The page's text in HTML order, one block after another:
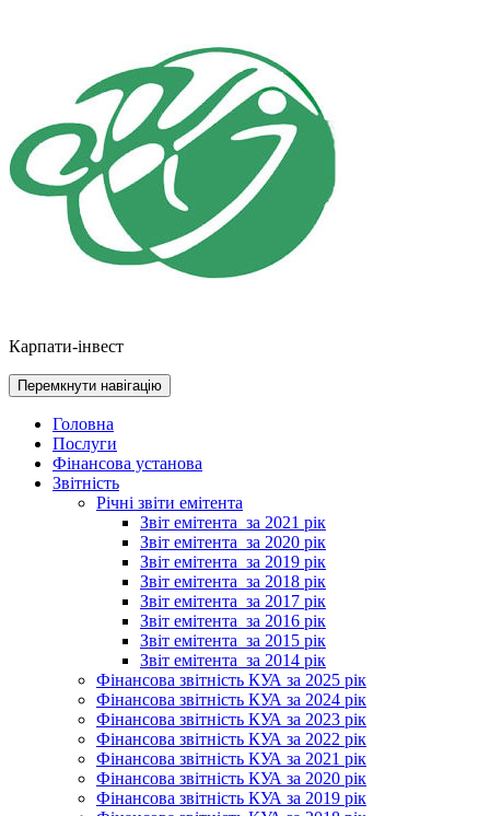
Карпати-інвест
Перемкнути навігацію
Головна
Послуги
Фінансова установа
Звітність
Річні звіти емітента
Звіт емітента_за 2021 рік
Звіт емітента_за 2020 рік
Звіт емітента_за 2019 рік
Звіт емітента_за 2018 рік
Звіт емітента_за 2017 рік
Звіт емітента_за 2016 рік
Звіт емітента_за 2015 рік
Звіт емітента_за 2014 рік
Фінансова звітність КУА за 2025 рік
Фінансова звітність КУА за 2024 рік
Фінансова звітність КУА за 2023 рік
Фінансова звітність КУА за 2022 рік
Фінансова звітність КУА за 2021 рік
Фінансова звітність КУА за 2020 рік
Фінансова звітність КУА за 2019 рік